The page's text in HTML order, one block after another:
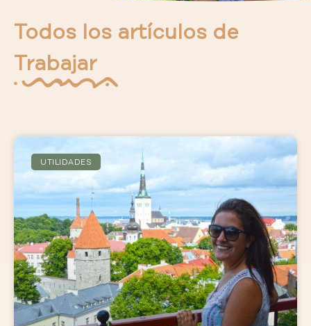
Todos los artículos de
Trabajar
UTILIDADES